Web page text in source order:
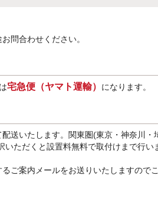
問合わせください。
宅急便（ヤマト運輸） になります。
送いたします。関東圏(東京・神奈川・
いただくと設置料無料で取付けまで行い
ご案内メールをお送りいたしますので